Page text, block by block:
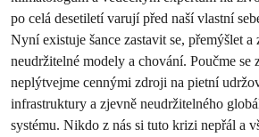
po celá desetiletí varují před naší vlastní
Nyní existuje šance zastavit se, přemýšlet a
neudržitelné modely a chování. Poučme
neplýtvejme cennými zdroji na pietní
infrastruktury a zjevně neudržitelného
systému. Nikdo z nás si tuto krizi nepřál a